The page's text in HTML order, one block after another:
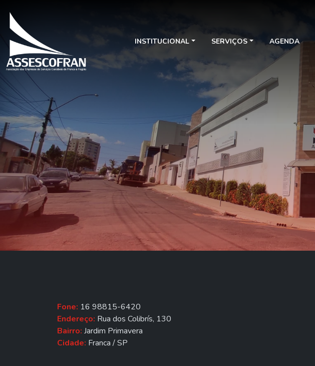
INSTITUCIONAL SERVIÇOS AGENDA
Fone: 16 98815-6420
Endereço: Rua dos Colibrís, 130
Bairro: Jardim Primavera
Cidade: Franca / SP